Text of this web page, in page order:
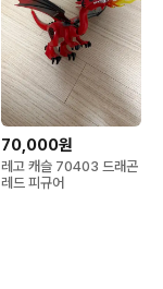
70,000원
레고 캐슬 70403 드래곤
레드 피규어